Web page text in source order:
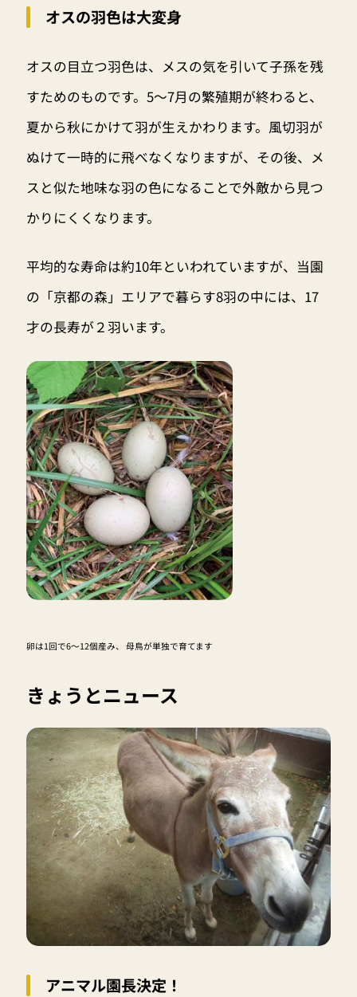
オスの羽色は大変身
オスの目立つ羽色は、メスの気を引いて子孫を残
すためのものです。5～7月の繁殖期が終わると、
夏から秋にかけて羽が生えかわります。風切羽が
ぬけて一時的に飛べなくなりますが、その後、メ
スと似た地味な羽の色になることで外敵から見つ
かりにくくなります。
平均的な寿命は約10年といわれていますが、当園
の「京都の森」エリアで暮らす8羽の中には、17
才の長寿が２羽います。
卵は1回で6～12個産み、 母鳥が単独で育てます
きょうとニュース
アニマル園長決定！